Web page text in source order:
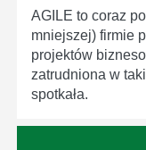
AGILE to coraz
mniejszej) firmie
projektów
zatrudniona w
spotkała.